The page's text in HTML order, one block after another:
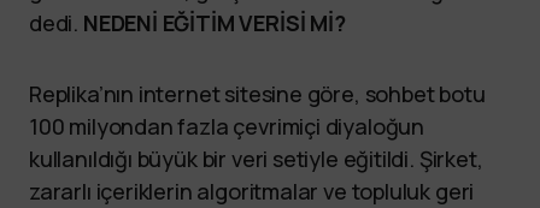
dedi. NEDENİ EĞİTİM VERİSİ Mİ?
Replika’nın internet sitesine göre, sohbet botu
100 milyondan fazla çevrimiçi diyaloğun
kullanıldığı büyük bir veri setiyle eğitildi. Şirket,
zararlı içeriklerin algoritmalar ve topluluk geri